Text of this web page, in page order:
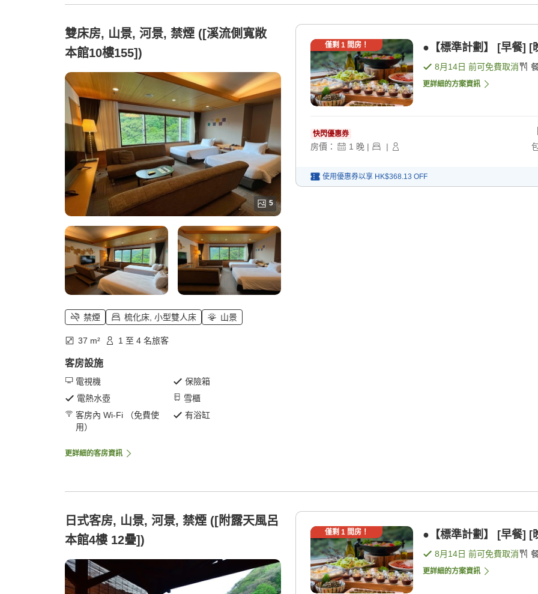
雙床房, 山景, 河景, 禁煙 ([溪流側寬敞
本館10樓155])
5
禁煙 梳化床, 小型雙人床 山景
37 m² 1 至 4 名旅客
客房設施
電視機
保險箱
電熱水壺
雪櫃
客房內 Wi-Fi （免費使
用）
有浴缸
更詳細的客房資訊
僅剩 1間房！ ●【標準計劃】 [早餐] [
8月14日 前可免費取消
更詳細的方案資訊
快閃優惠券
房價： 1 晚 | |
使用優惠券以享 HK$368.13 OFF
日式客房, 山景, 河景, 禁煙 ([附露天風呂
本館4樓 12疊])
僅剩 1 間房！ ●【標準計劃】 [早餐] [
8月14日 前可免費取消
更詳細的方案資訊